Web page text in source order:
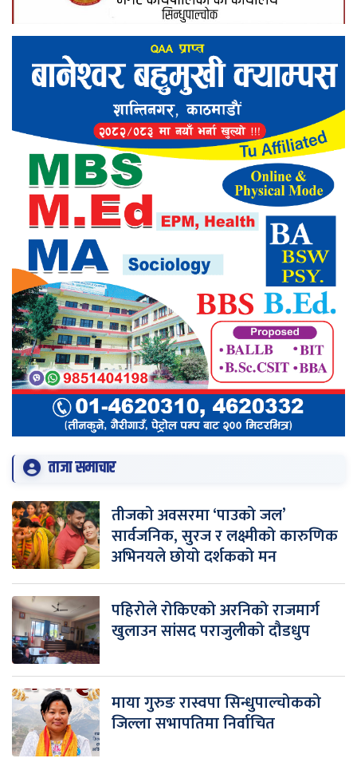
ताजा समाचार
तीजको अवसरमा ‘पाउको जल’
सार्वजनिक, सुरज र लक्ष्मीको कारुणिक
अभिनयले छोयो दर्शकको मन
पहिरोले रोकिएको अरनिको राजमार्ग
खुलाउन सांसद पराजुलीको दौडधुप
माया गुरुङ रास्वपा सिन्धुपाल्चोकको
जिल्ला सभापतिमा निर्वाचित